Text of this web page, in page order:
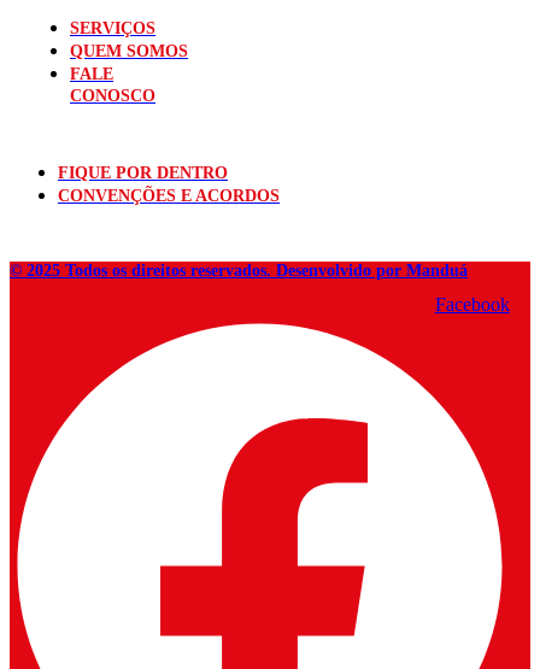
SERVIÇOS
QUEM SOMOS
FALE
CONOSCO
FIQUE POR DENTRO
CONVENÇÕES E ACORDOS
© 2025 Todos os direitos reservados. Desenvolvido por Manduá
Facebook